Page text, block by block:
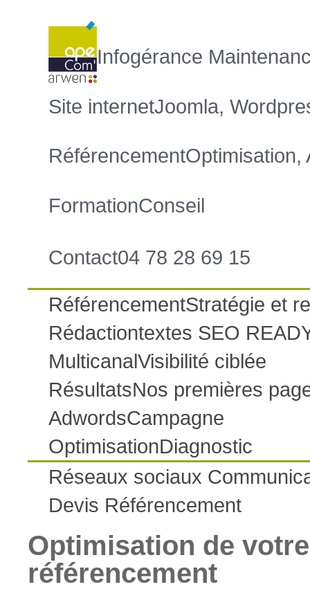
Infogérance
Site internetJoomla,
RéférencementOptimisation,
FormationConseil
Contact04 78 28 69 15
RéférencementStratégie et
Rédactiontextes SEO
MulticanalVisibilité ciblée
RésultatsNos premières
AdwordsCampagne
OptimisationDiagnostic
Réseaux sociaux
Devis Référencement
Optimisation de
référencement